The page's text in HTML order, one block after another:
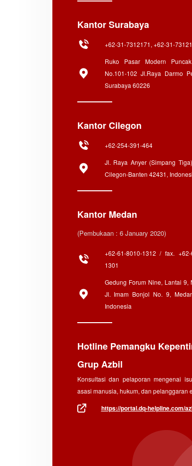
Kantor Surabaya
+62-31-7312171, +62-31-
Ruko Pasar Modern
No.101-102 Jl.Raya Darmo
Surabaya 60226
Kantor Cilegon
+62-254-391-464
Jl. Raya Anyer (Simpang
Cilegon-Banten 42431,
Kantor Medan
(Pembukaan : 6 January 2020)
+62-61-8010-1312 / fax. +62-
1301
Gedung Forum Nine, Lantai 9,
Jl. Imam Bonjol No. 9,
Indonesia
Hotline Pemangku
Grup Azbil
Konsultasi dan pelaporan mengenai
asasi manusia, hukum, dan pelanggaran
https://portal.dq-helpline.com/